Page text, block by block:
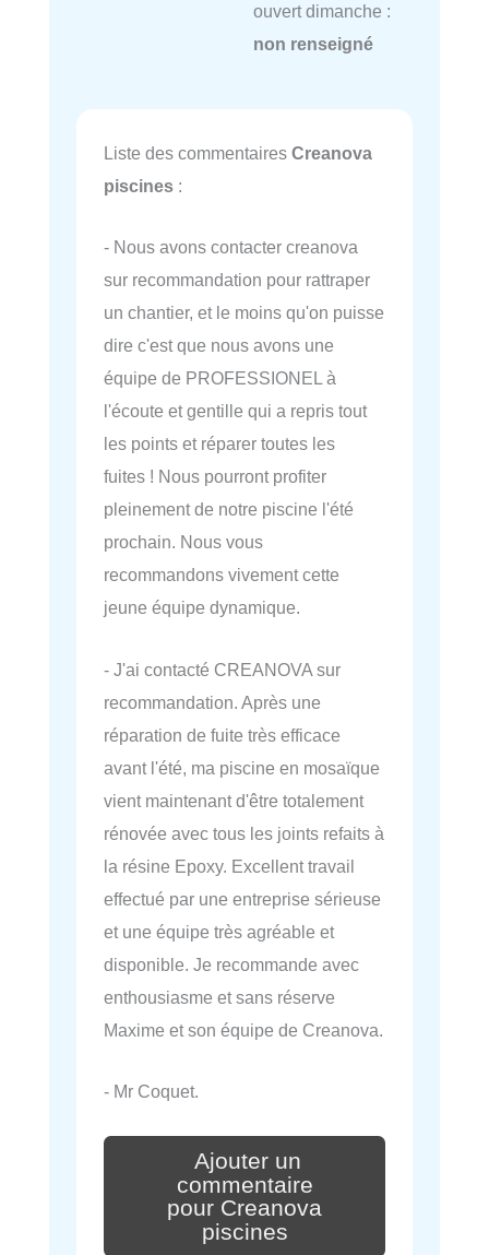
ouvert dimanche :
non renseigné
Liste des commentaires Creanova
piscines :
- Nous avons contacter creanova
sur recommandation pour rattraper
un chantier, et le moins qu'on puisse
dire c'est que nous avons une
équipe de PROFESSIONEL à
l'écoute et gentille qui a repris tout
les points et réparer toutes les
fuites ! Nous pourront profiter
pleinement de notre piscine l'été
prochain. Nous vous
recommandons vivement cette
jeune équipe dynamique.
- J'ai contacté CREANOVA sur
recommandation. Après une
réparation de fuite très efficace
avant l'été, ma piscine en mosaïque
vient maintenant d'être totalement
rénovée avec tous les joints refaits à
la résine Epoxy. Excellent travail
effectué par une entreprise sérieuse
et une équipe très agréable et
disponible. Je recommande avec
enthousiasme et sans réserve
Maxime et son équipe de Creanova.
- Mr Coquet.
Ajouter un
commentaire
pour Creanova
piscines